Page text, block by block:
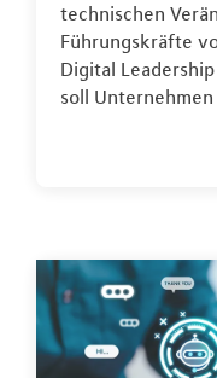
technischen
Führungskräfte
Digital
soll